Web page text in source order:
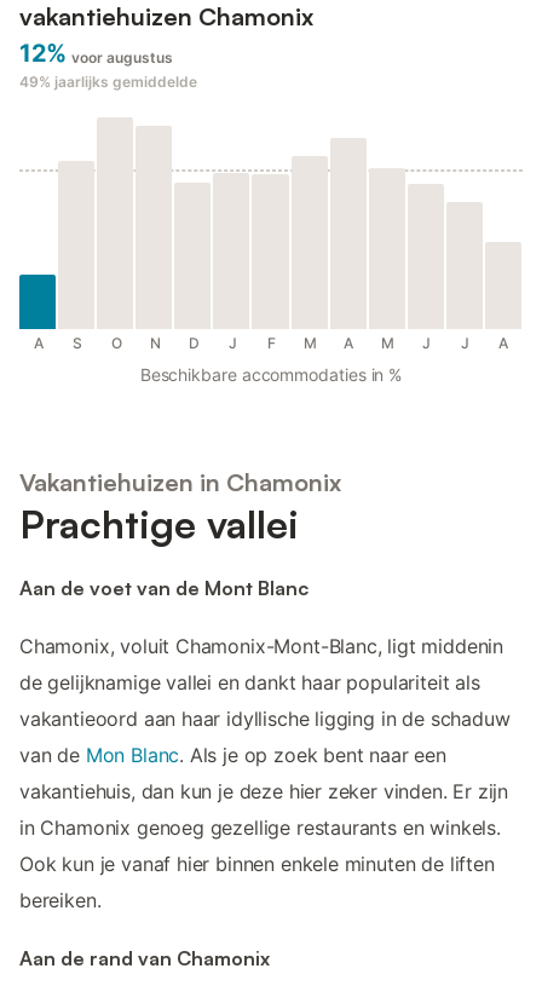
vakantiehuizen Chamonix
12% voor augustus
49% jaarlijks gemiddelde
A S O N D J F M A M J J A
Beschikbare accommodaties in %
Vakantiehuizen in Chamonix
Prachtige vallei
Aan de voet van de Mont Blanc
Chamonix, voluit Chamonix-Mont-Blanc, ligt middenin
de gelijknamige vallei en dankt haar populariteit als
vakantieoord aan haar idyllische ligging in de schaduw
van de Mon Blanc. Als je op zoek bent naar een
vakantiehuis, dan kun je deze hier zeker vinden. Er zijn
in Chamonix genoeg gezellige restaurants en winkels.
Ook kun je vanaf hier binnen enkele minuten de liften
bereiken.
Aan de rand van Chamonix